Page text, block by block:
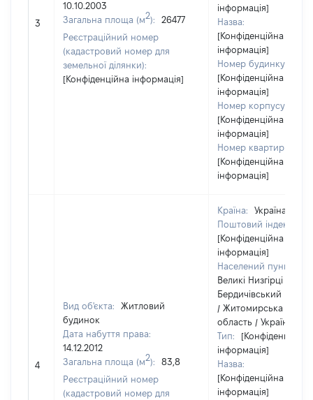
3
10.10.2003
Загальна площа (м2):
26477
Реєстраційний номер
(кадастровий номер для
земельної ділянки):
[Конфіденційна інформація]
інформація]
Назва:
[Конфіденційна
інформація]
Номер будинку:
[Конфіденційна
інформація]
Номер корпусу:
[Конфіденційна
інформація]
Номер квартири:
[Конфіденційна
інформація]
4
Вид об'єкта:
Житловий
будинок
Дата набуття права:
14.12.2012
Загальна площа (м2):
83,8
Реєстраційний номер
(кадастровий номер для
Країна:
Україна
Поштовий індекс:
[Конфіденційна
інформація]
Населений пункт:
Великі Низгірці /
Бердичівський район
/ Житомирська
область / Україна
Тип:
[Конфіденційна
інформація]
Назва:
[Конфіденційна
інформація]